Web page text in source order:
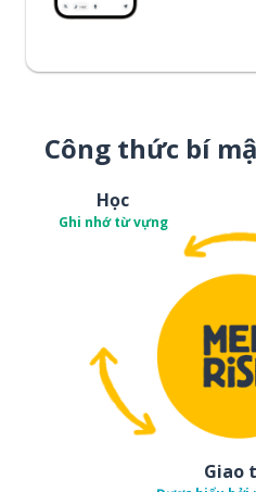
Công thức bí
Học
Ghi nhớ từ vựng
Giao